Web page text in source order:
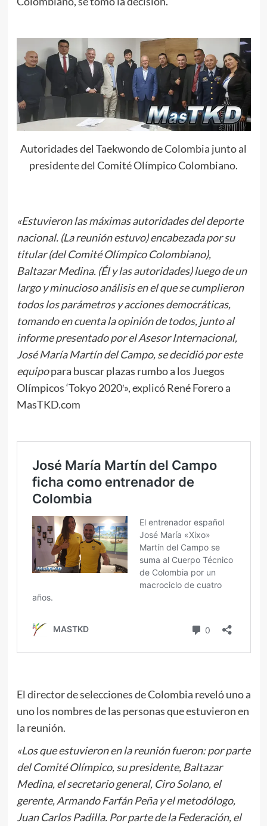
Autoridades del Taekwondo de Colombia junto al
presidente del Comité Olímpico Colombiano.
«Estuvieron las máximas autoridades del deporte
nacional. (La reunión estuvo) encabezada por su
titular (del Comité Olímpico Colombiano),
Baltazar Medina. (Él y las autoridades) luego de un
largo y minucioso análisis en el que se cumplieron
todos los parámetros y acciones democráticas,
tomando en cuenta la opinión de todos, junto al
informe presentado por el Asesor Internacional,
José María Martín del Campo, se decidió por este
equipopara buscar plazas rumbo a los Juegos
Olímpicos ‘Tokyo 2020′», explicó René Forero a
MasTKD.com
El director de selecciones de Colombia reveló uno a
uno los nombres de las personas que estuvieron en
la reunión.
«Los que estuvieron en la reunión fueron: por parte
del Comité Olímpico, su presidente, Baltazar
Medina, el secretario general, Ciro Solano, el
gerente, Armando Farfán Peña y el metodólogo,
Juan Carlos Padilla. Por parte de la Federación, el